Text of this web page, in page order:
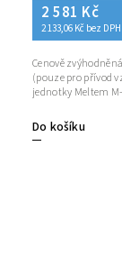
2 581 Kč
2 133,06 Kč bez DPH
Do košíku
Cenově
(pouze pro přívod
jednotky Meltem M-